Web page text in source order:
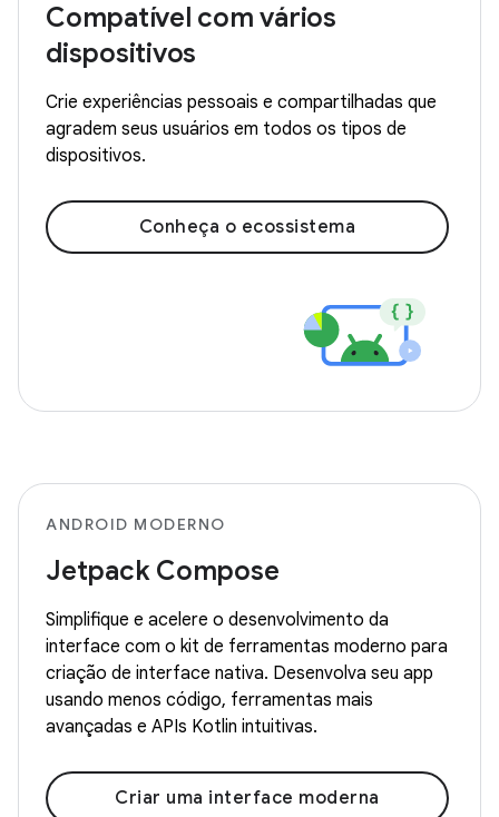
Compatível com vários
dispositivos
Crie experiências pessoais e compartilhadas que
agradem seus usuários em todos os tipos de
dispositivos.
Conheça o ecossistema
ANDROID MODERNO
Jetpack Compose
Simplifique e acelere o desenvolvimento da
interface com o kit de ferramentas moderno para
criação de interface nativa. Desenvolva seu app
usando menos código, ferramentas mais
avançadas e APIs Kotlin intuitivas.
Criar uma interface moderna